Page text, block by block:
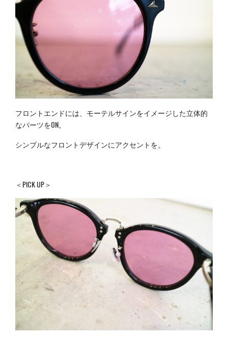
フロントエンドには、モーテルサインをイメージした立体的
なパーツをON。
シンプルなフロントデザインにアクセントを。
＜PICK UP＞